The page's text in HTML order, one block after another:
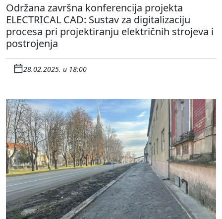
Održana završna konferencija projekta
ELECTRICAL CAD: Sustav za digitalizaciju
procesa pri projektiranju električnih strojeva i
postrojenja
28.02.2025. u 18:00